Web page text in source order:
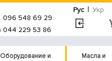
Рус | Укр
096 548 69 29
044 229 53 86
Оборудование и
Масла и